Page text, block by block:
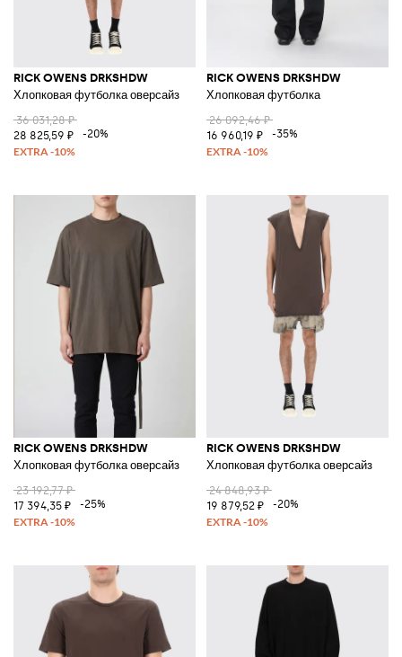
RICK OWENS DRKSHDW
Хлопковая футболка оверсайз
36 031,28 ₽
28 825,59 ₽
-20%
RICK OWENS DRKSHDW
Хлопковая футболка
26 092,46 ₽
16 960,19 ₽
-35%
RICK OWENS DRKSHDW
Хлопковая футболка оверсайз
23 192,77 ₽
17 394,35 ₽
-25%
RICK OWENS DRKSHDW
Хлопковая футболка оверсайз
24 848,93 ₽
19 879,52 ₽
-20%